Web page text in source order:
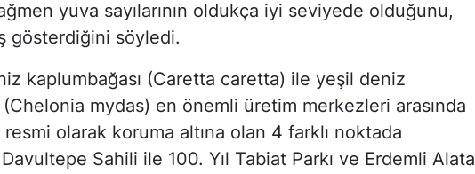
yuva sayılarının oldukça iyi seviyede olduğunu,
gösterdiğini söyledi.
kaplumbağası (Caretta caretta) ile yeşil deniz
(Chelonia mydas) en önemli üretim merkezleri arasında
olarak koruma altına olan 4 farklı noktada
Sahili ile 100. Yıl Tabiat Parkı ve Erdemli Alata